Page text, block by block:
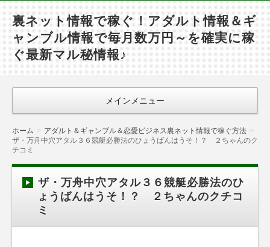
裏ネット情報で稼ぐ！アダルト情報＆ギ
ャンブル情報で毎月数万円～を確実に稼
ぐ最新マル秘情報♪
メインメニュー
ホーム
アダルト＆ギャンブル＆恋愛ビジネス裏ネット情報で稼ぐ方法
ザ・万舟中穴アタル３６競艇必勝法のひょうばんはうそ！？ ２ちゃんのク
チコミ
ザ・万舟中穴アタル３６競艇必勝法のひ
ょうばんはうそ！？ ２ちゃんのクチコ
ミ